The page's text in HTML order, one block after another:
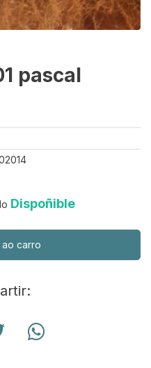
pascal
Dispoñible
ao carro